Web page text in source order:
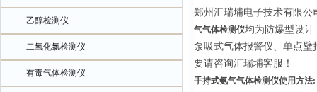
乙醇检测仪
二氧化氯检测仪
有毒气体检测仪
郑州汇瑞埔电子技术有限
气气体检测仪均为防爆型设
泵吸式气体报警仪、单点
要请咨询汇瑞埔客服！
手持式氨气气体检测仪使用方法: